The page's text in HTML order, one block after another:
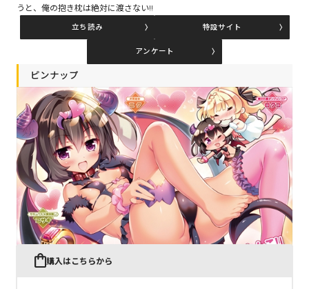
閉じる
うと、俺の抱き枕は絶対に渡さない!!
立ち読み 特設サイト
アンケート
ピンナップ
購入はこちらから